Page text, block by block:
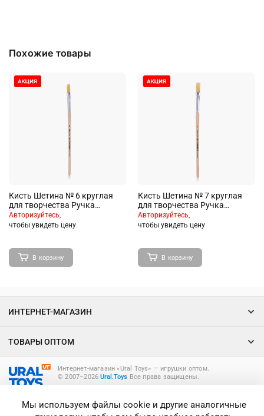
Похожие товары
Кисть Шетина № 6 круглая
для творчества Ручка
деревянная с
индивидуальным штрих-
Авторизуйтесь,
чтобы увидеть цену
В корзину
Кисть Шетина № 7 круглая
для творчества Ручка
деревянная с
индивидуальным штрих-
Авторизуйтесь,
чтобы увидеть цену
В корзину
Интернет-магазин «Ural Toys» ― игрушки оптом.
© 2007–2026Ural.Toys Все права защищены.
ИНТЕРНЕТ-МАГАЗИН
ТОВАРЫ ОПТОМ
Мы используем файлы cookie и другие аналогичные